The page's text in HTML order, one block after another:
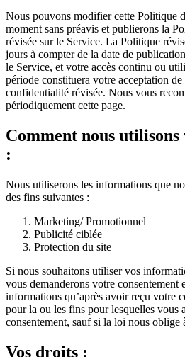
Nous pouvons modifier cette Politique
moment sans préavis et publierons la
révisée sur le Service. La Politique
jours à compter de la date de
le Service, et votre accès continu ou
période constituera votre acceptation
confidentialité révisée. Nous vous
périodiquement cette page.
Comment nous
:
Nous utiliserons les informations que
des fins suivantes :
Marketing/ Promotionnel
Publicité ciblée
Protection du site
Si nous souhaitons utiliser vos
vous demanderons votre consentement
informations qu’après avoir reçu votre
pour la ou les fins pour lesquelles vous
consentement, sauf si la loi nous oblige
Vos droits :